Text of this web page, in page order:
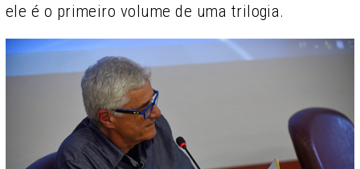
ele é o primeiro volume de uma trilogia.